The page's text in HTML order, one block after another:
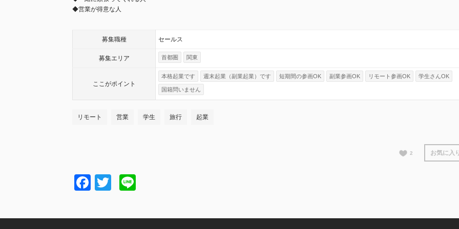
◆営業が得意な人
募集職種 セールス
募集エリア 首都圏 関東
ここがポイント
本格起業です 週末起業（副業起業）です 短期間の参画OK 副業参画OK リモート参画OK 学生さんOK
国籍問いません
リモート 営業 学生 旅行 起業
2 お気に入
Facebook
Twitter